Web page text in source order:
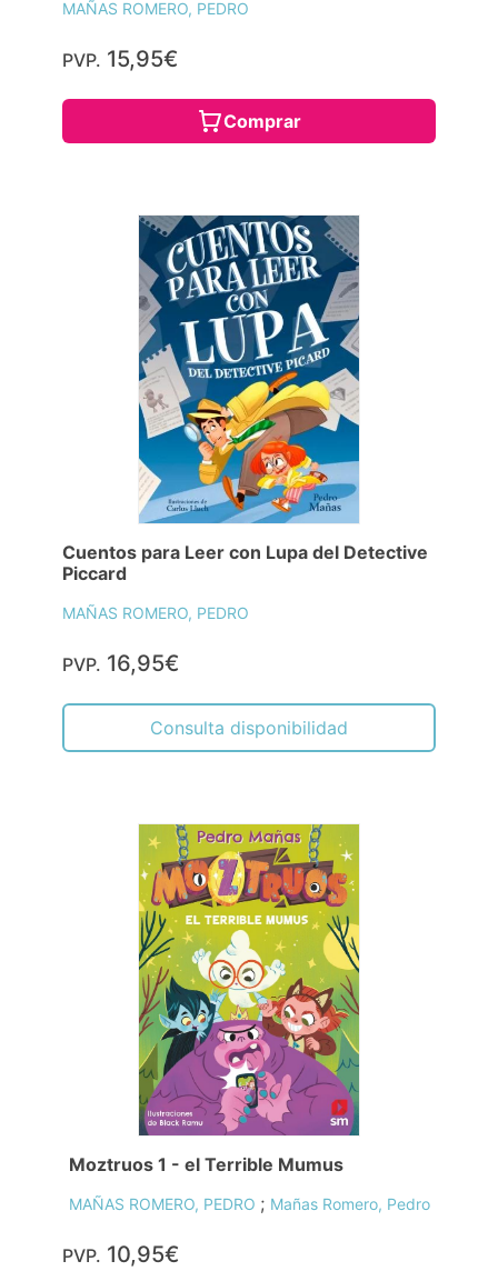
MAÑAS ROMERO, PEDRO
PVP. 15,95€
Comprar
Cuentos para Leer con Lupa del Detective
Piccard
MAÑAS ROMERO, PEDRO
PVP. 16,95€
Consulta disponibilidad
Moztruos 1 - el Terrible Mumus
MAÑAS ROMERO, PEDRO ; Mañas Romero, Pedro
PVP. 10,95€